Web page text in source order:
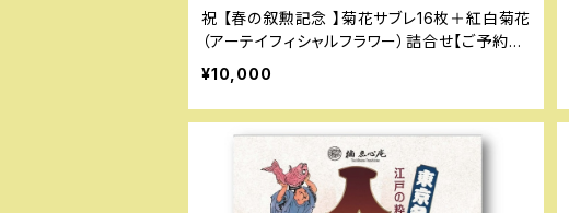
祝 【春の叙勲記念 】菊花サブレ16枚＋紅白菊花
（アーテイフィシャルフラワー）詰合せ【ご予約承
り中】
¥10,000